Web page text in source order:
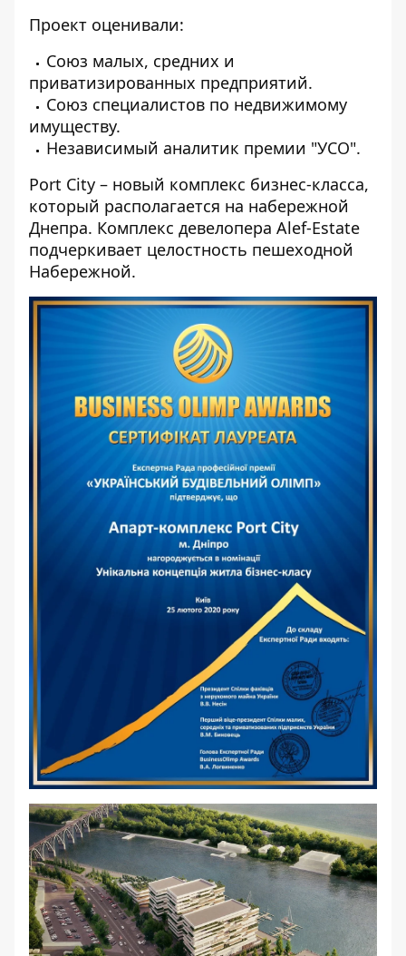
Проект оценивали:
Союз малых, средних и
приватизированных предприятий.
Союз специалистов по недвижимому
имуществу.
Независимый аналитик премии "УСО".
Port City – новый комплекс бизнес-класса,
который располагается на набережной
Днепра. Комплекс девелопера Alef-Estate
подчеркивает целостность пешеходной
Набережной.